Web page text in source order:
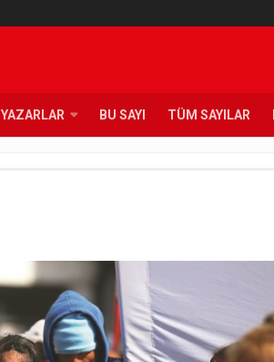
YAZARLAR BU SAYI TÜM SAYILAR